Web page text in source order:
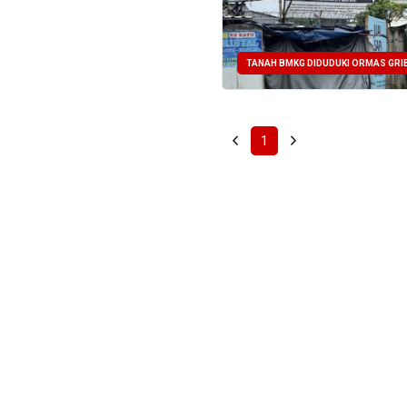
TANAH BMKG DIDUDUKI ORMAS
1